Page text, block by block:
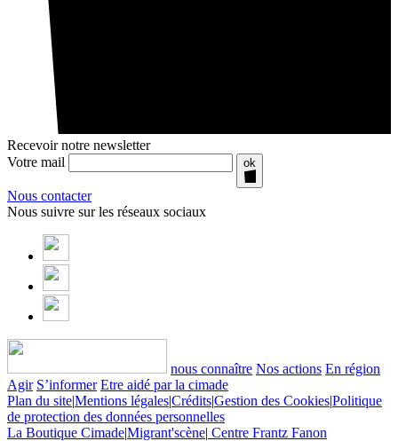
Recevoir notre newsletter
Votre mail
ok
Nous contacter
Nous suivre sur les réseaux sociaux
nous connaître Nos actions En région
Agir S’informer Etre aidé par la cimade
Plan du site|Mentions légales|Crédits|Gestion des Cookies|Politique
de protection des données personnelles
La Boutique Cimade|Migrant'scène| Centre Frantz Fanon